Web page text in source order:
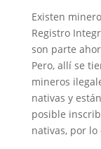
Existen
Registro
son parte
Pero, allí se
mineros
nativas y
posible
nativas, por